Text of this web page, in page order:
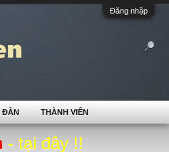
Đăng nhập
- tại đây !!
ĐÀN THÀNH VIÊN